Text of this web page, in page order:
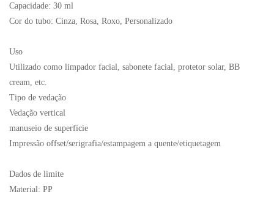
Capacidade: 30 ml
Cor do tubo: Cinza, Rosa, Roxo, Personalizado
Uso
Utilizado como limpador facial, sabonete facial, protetor solar, BB
cream, etc.
Tipo de vedação
Vedação vertical
manuseio de superfície
Impressão offset/serigrafia/estampagem a quente/etiquetagem
Dados de limite
Material: PP